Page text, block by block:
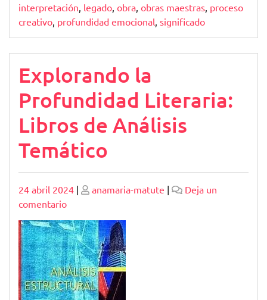
interpretación, legado, obra, obras maestras, proceso
creativo, profundidad emocional, significado
Explorando la
Profundidad Literaria:
Libros de Análisis
Temático
Publicado
24 abril 2024 | Publicado
anamaria-matute |
Deja un
comentarioen
Explorando
la
Profundidad
Literaria:
Libros
de